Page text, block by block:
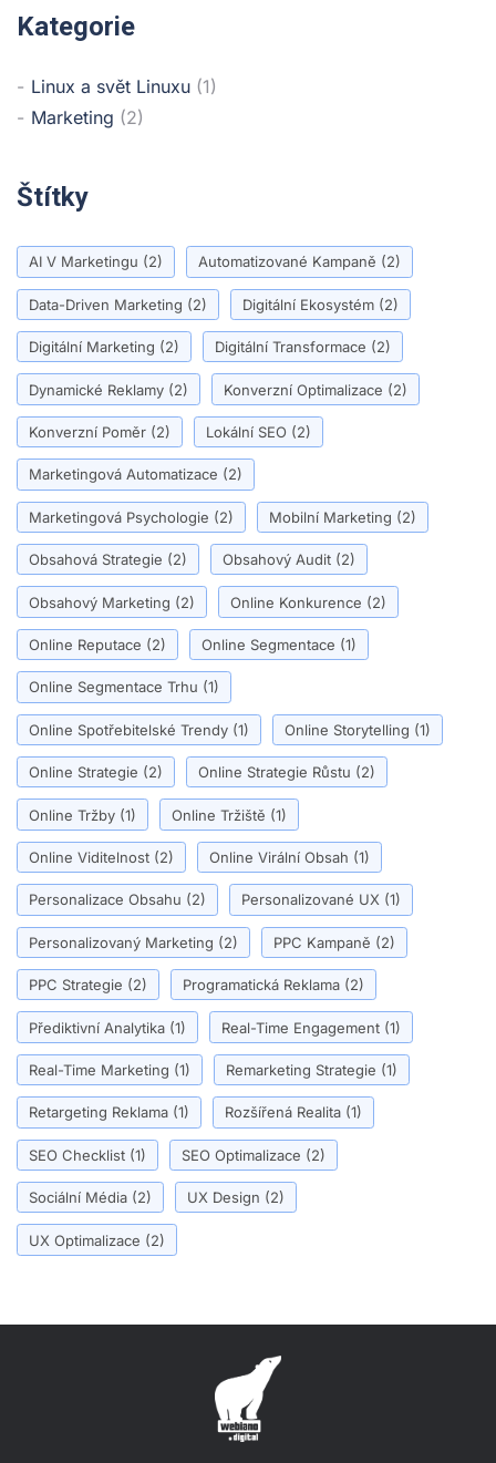
Kategorie
Linux a svět Linuxu (1)
Marketing (2)
Štítky
AI V Marketingu (2) Automatizované Kampaně (2)
Data-Driven Marketing (2) Digitální Ekosystém (2)
Digitální Marketing (2) Digitální Transformace (2)
Dynamické Reklamy (2) Konverzní Optimalizace (2)
Konverzní Poměr (2) Lokální SEO (2)
Marketingová Automatizace (2)
Marketingová Psychologie (2) Mobilní Marketing (2)
Obsahová Strategie (2) Obsahový Audit (2)
Obsahový Marketing (2) Online Konkurence (2)
Online Reputace (2) Online Segmentace (1)
Online Segmentace Trhu (1)
Online Spotřebitelské Trendy (1) Online Storytelling (1)
Online Strategie (2) Online Strategie Růstu (2)
Online Tržby (1) Online Tržiště (1)
Online Viditelnost (2) Online Virální Obsah (1)
Personalizace Obsahu (2) Personalizované UX (1)
Personalizovaný Marketing (2) PPC Kampaně (2)
PPC Strategie (2) Programatická Reklama (2)
Přediktivní Analytika (1) Real-Time Engagement (1)
Real-Time Marketing (1) Remarketing Strategie (1)
Retargeting Reklama (1) Rozšířená Realita (1)
SEO Checklist (1) SEO Optimalizace (2)
Sociální Média (2) UX Design (2)
UX Optimalizace (2)